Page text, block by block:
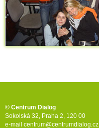
© Centrum Dialog
Sokolská 32, Praha 2, 120 00
e-mail centrum@centrumdialog.cz